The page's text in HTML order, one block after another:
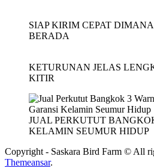
SIAP KIRIM CEPAT
BERADA
KETURUNAN JELAS
KITIR
JUAL PERKUTUT
KELAMIN SEUMUR HIDUP
Copyright - Saskara Bird Farm © All
Themeansar.